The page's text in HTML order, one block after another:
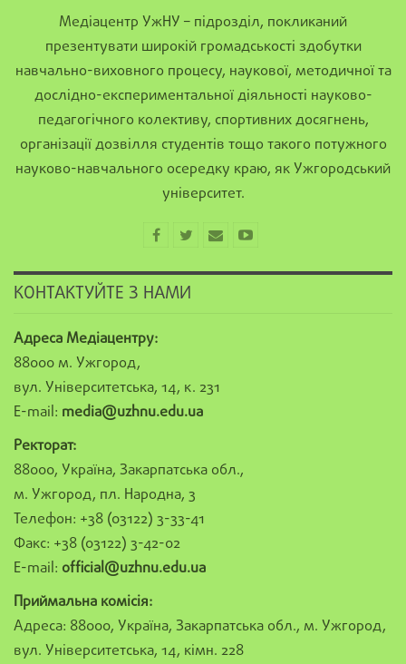
Медіацентр УжНУ – підрозділ, покликаний
презентувати широкій громадськості здобутки
навчально-виховного процесу, наукової, методичної та
дослідно-експериментальної діяльності науково-
педагогічного колективу, спортивних досягнень,
організації дозвілля студентів тощо такого потужного
науково-навчального осередку краю, як Ужгородський
університет.
КОНТАКТУЙТЕ З НАМИ
Адреса Медіацентру:
88000 м. Ужгород,
вул. Університетська, 14, к. 231
E-mail: media@uzhnu.edu.ua
Ректорат:
88000, Україна, Закарпатська обл.,
м. Ужгород, пл. Народна, 3
Телефон: +38 (03122) 3-33-41
Факс: +38 (03122) 3-42-02
E-mail: official@uzhnu.edu.ua
Приймальна комісія:
Адреса: 88000, Україна, Закарпатська обл., м. Ужгород,
вул. Університетська, 14, кімн. 228